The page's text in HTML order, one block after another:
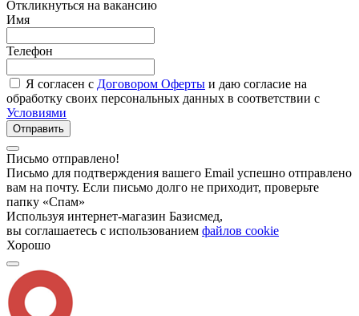
Откликнуться на вакансию
Имя
Телефон
Я согласен с Договором Оферты и даю согласие на
обработку своих персональных данных в соответствии с
Условиями
Отправить
Письмо отправлено!
Письмо для подтверждения вашего Email успешно отправлено
вам на почту. Если письмо долго не приходит, проверьте
папку «Спам»
Используя интернет-магазин Базисмед,
вы соглашаетесь с использованием файлов cookie
Хорошо